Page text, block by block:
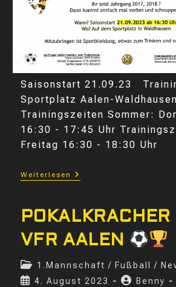
Saisonstart 21.09.23
Sportplatz Aalen-Waldhausen
Trainingszeiten Sommer:
16:30 - 17:45 Uhr
Freitag 16:30 - 18:30 Uhr
Weiterlesen
Lust
VFR AALEN
Beitrags-
Kategorie:
1.Mannschaft / Fußball /
Beitrag
4. August 2023
Beitrags-
Benny